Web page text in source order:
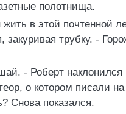
полотнища.
в этой почтенной
закуривая трубку. -
- Роберт наклонился
о котором писали
Снова показался.